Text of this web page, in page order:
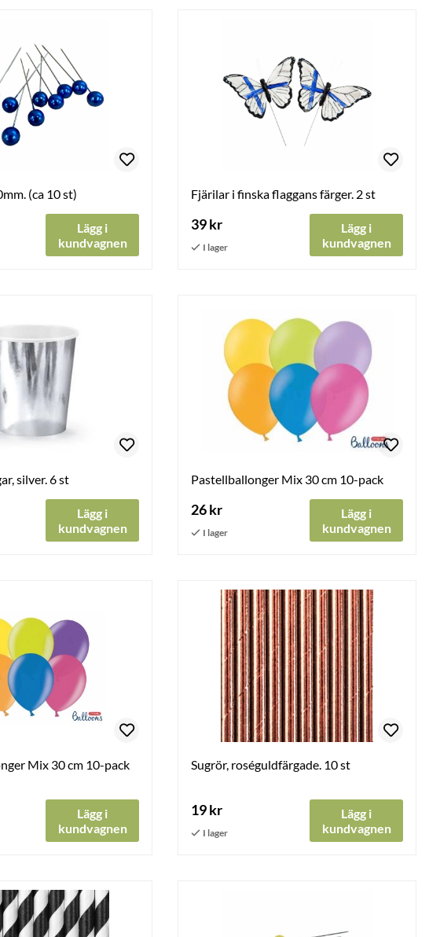
(ca 10 st)
Lägg i
kundvagnen
Fjärilar i finska flaggans färger. 2 st
39 kr
Lägg i
kundvagnen
silver. 6 st
Lägg i
kundvagnen
Pastellballonger Mix 30 cm 10-pack
26 kr
Lägg i
kundvagnen
Mix 30 cm 10-pack
Lägg i
kundvagnen
Sugrör, roséguldfärgade. 10 st
19 kr
Lägg i
kundvagnen